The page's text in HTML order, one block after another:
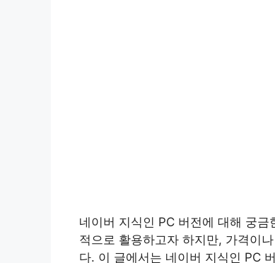
네이버 지식인 PC 버전에 대해 궁
적으로 활용하고자 하지만, 가격이
다. 이 글에서는 네이버 지식인 PC